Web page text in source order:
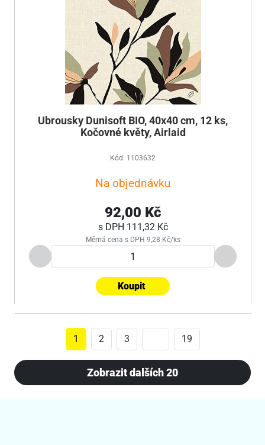
Ubrousky Dunisoft BIO, 40x40 cm, 12 ks,
Kočovné květy, Airlaid
Kód: 1103632
Na objednávku
92,00 Kč
s DPH 111,32 Kč
Měrná cena s DPH 9,28 Kč/ks
Koupit
1 2 3 19
Zobrazit dalších 20